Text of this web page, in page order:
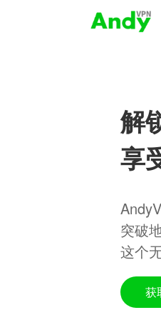
解
享
突破
这个
获